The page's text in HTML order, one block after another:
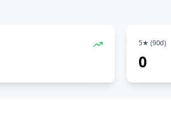
5★ (90d)
0